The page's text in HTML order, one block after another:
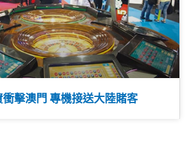
擊澳門 專機接送大陸賭客